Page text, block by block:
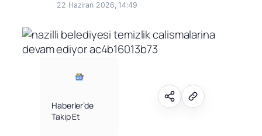
22 Haziran 2026, 14:49
Haberler’de
Takip Et